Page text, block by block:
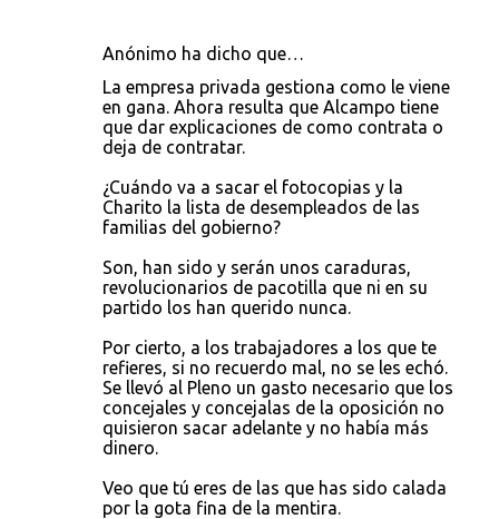
Anónimo ha dicho que…
La empresa privada gestiona como le viene
en gana. Ahora resulta que Alcampo tiene
que dar explicaciones de como contrata o
deja de contratar.
¿Cuándo va a sacar el fotocopias y la
Charito la lista de desempleados de las
familias del gobierno?
Son, han sido y serán unos caraduras,
revolucionarios de pacotilla que ni en su
partido los han querido nunca.
Por cierto, a los trabajadores a los que te
refieres, si no recuerdo mal, no se les echó.
Se llevó al Pleno un gasto necesario que los
concejales y concejalas de la oposición no
quisieron sacar adelante y no había más
dinero.
Veo que tú eres de las que has sido calada
por la gota fina de la mentira.